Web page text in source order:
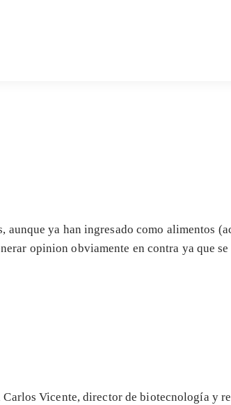
ya han ingresado como alimentos
opinion obviamente en contra ya que
Vicente, director de biotecnología y